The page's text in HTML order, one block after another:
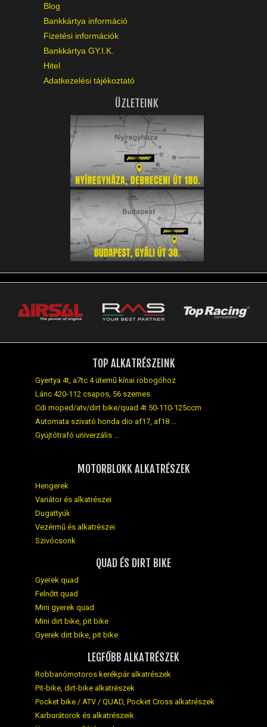
Blog
Bankkártya információ
Fizetési információk
Bankkártya GY.I.K.
Hitel
Adatkezelési tájékoztató
ÜZLETEINK
TOP ALKATRÉSZEINK
Gyertya 4t, a7tc 4 ütemű kínai robogóhoz
Lánc 420-112 csapos, 56 szemes
Cdi moped/atv/dirt bike/quad 4t 50-110-125ccm
Automata szivató honda dio af17, af18 ...
Gyújtótrafó univerzális ...
MOTORBLOKK ALKATRÉSZEK
Hengerek
Variátor és alkatrészei
Dugattyúk
Vezérmű és alkatrészei
Szivócsonk
QUAD ÉS DIRT BIKE
Gyerek quad
Felnőtt quad
Mini gyerek quad
Mini dirt bike, pit bike
Gyerek dirt bike, pit bike
LEGFŐBB ALKATRÉSZEK
Robbanómotoros kerékpár alkatrészek
Pit-bike, dirt-bike alkatrészek
Pocket bike / ATV / QUAD, Pocket Cross alkatrészek
Karburátorok és alkatrészeik